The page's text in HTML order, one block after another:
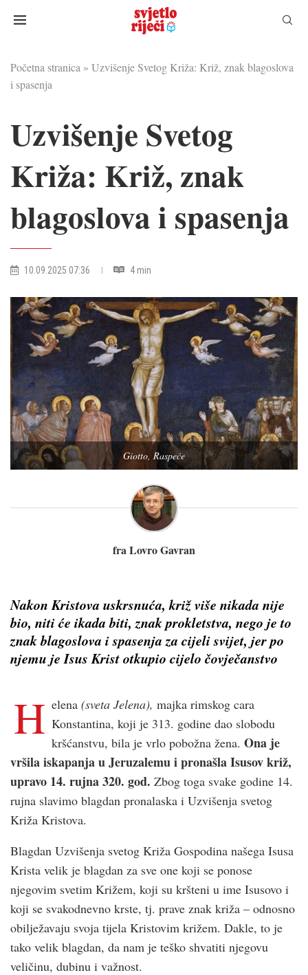
Početna stranica » Uzvišenje Svetog Križa: Križ, znak blagoslova
i spasenja
Uzvišenje Svetog
Križa: Križ, znak
blagoslova i spasenja
10.09.2025 07:36 4 min
Giotto, Raspeće
fra Lovro Gavran
Nakon Kristova uskrsnuća, križ više nikada nije
bio, niti će ikada biti, znak prokletstva, nego je to
znak blagoslova i spasenja za cijeli svijet, jer po
njemu je Isus Krist otkupio cijelo čovječanstvo
H elena(sveta Jelena), majka rimskog cara
Konstantina, koji je 313. godine dao slobodu
kršćanstvu, bila je vrlo pobožna žena.Ona je
vršila iskapanja u Jeruzalemu i pronašla Isusov križ,
upravo 14. rujna 320. god. Zbog toga svake godine 14.
rujna slavimo blagdan pronalaska i Uzvišenja svetog
Križa Kristova.
Blagdan Uzvišenja svetog Križa Gospodina našega Isusa
Krista velik je blagdan za sve one koji se ponose
njegovim svetim Križem, koji su kršteni u ime Isusovo i
koji se svakodnevno krste, tj. prave znak križa – odnosno
obilježavaju svoja tijela Kristovim križem. Dakle, to je
tako velik blagdan, da nam je teško shvatiti njegovu
veličinu, dubinu i važnost.